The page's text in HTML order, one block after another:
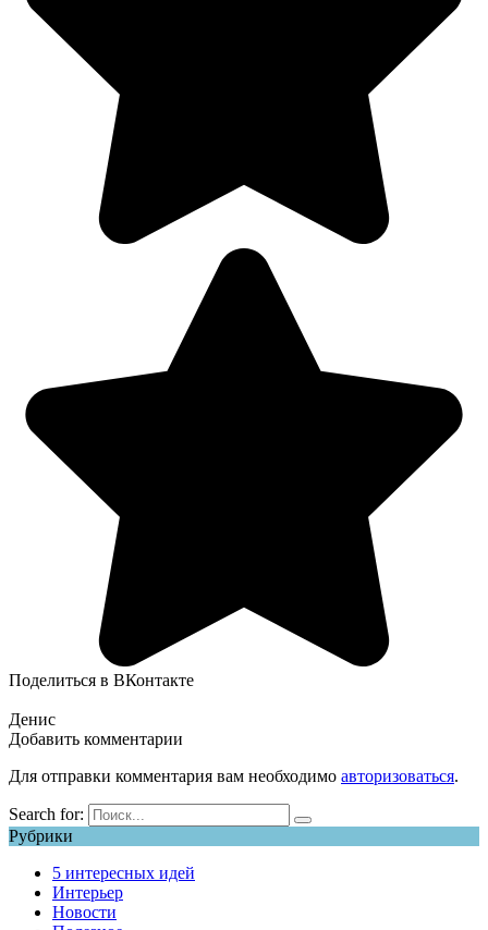
Поделиться в ВКонтакте
Денис
Добавить комментарии
Для отправки комментария вам необходимо авторизоваться.
Search for:
Рубрики
5 интересных идей
Интерьер
Новости